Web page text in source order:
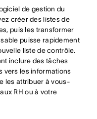
de gestion du
créer des listes de
puis les transformer
puisse rapidement
liste de contrôle.
inclure des tâches
vers les informations
les attribuer à vous-
RH ou à votre